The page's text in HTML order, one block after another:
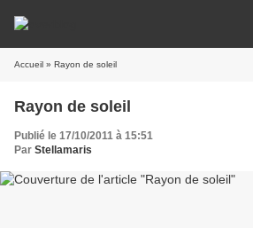
Accueil » Rayon de soleil
Rayon de soleil
Publié le 17/10/2011 à 15:51
Par Stellamaris